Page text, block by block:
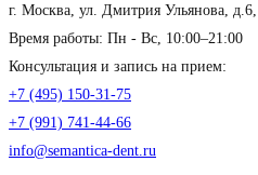
г. Москва, ул. Дмитрия Ульянова, д.6,
Время работы: Пн - Вс, 10:00–21:00
Консультация и запись на прием:
+7 (495) 150-31-75
+7 (991) 741-44-66
info@semantica-dent.ru